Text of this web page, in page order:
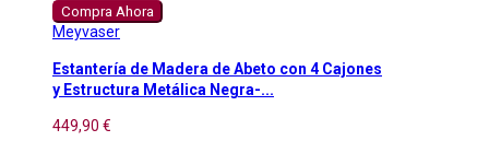
Compra Ahora
Meyvaser
Estantería de Madera de Abeto con 4 Cajones
y Estructura Metálica Negra-...
449,90 €